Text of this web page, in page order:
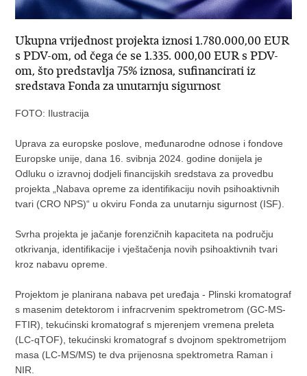
Ukupna vrijednost projekta iznosi 1.780.000,00 EUR
s PDV-om, od čega će se 1.335. 000,00 EUR s PDV-
om, što predstavlja 75% iznosa, sufinancirati iz
sredstava Fonda za unutarnju sigurnost
FOTO: Ilustracija
Uprava za europske poslove, međunarodne odnose i fondove
Europske unije, dana 16. svibnja 2024. godine donijela je
Odluku o izravnoj dodjeli financijskih sredstava za provedbu
projekta „Nabava opreme za identifikaciju novih psihoaktivnih
tvari (CRO NPS)“ u okviru Fonda za unutarnju sigurnost (ISF).
Svrha projekta je jačanje forenzičnih kapaciteta na području
otkrivanja, identifikacije i vještačenja novih psihoaktivnih tvari
kroz nabavu opreme.
Projektom je planirana nabava pet uređaja - Plinski kromatograf
s masenim detektorom i infracrvenim spektrometrom (GC-MS-
FTIR), tekućinski kromatograf s mjerenjem vremena preleta
(LC-qTOF), tekućinski kromatograf s dvojnom spektrometrijom
masa (LC-MS/MS) te dva prijenosna spektrometra Raman i
NIR.